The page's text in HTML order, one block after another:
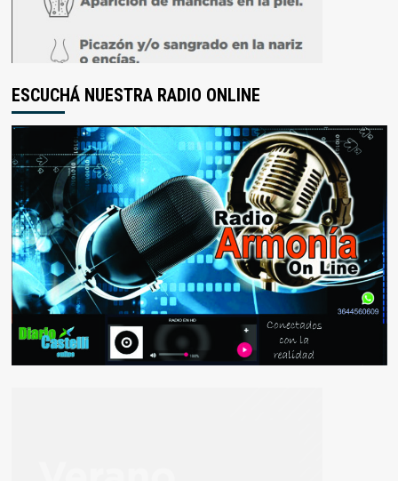
ESCUCHÁ NUESTRA RADIO ONLINE